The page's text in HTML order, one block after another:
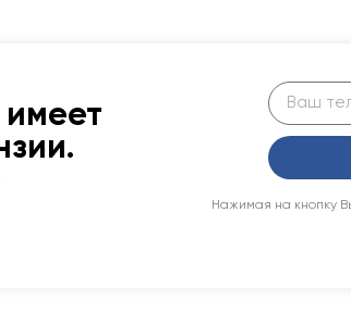
Нажимая на кнопку